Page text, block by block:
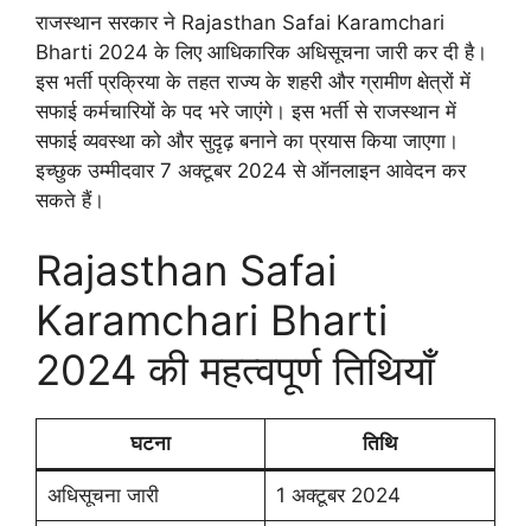
राजस्थान सरकार ने Rajasthan Safai Karamchari
Bharti 2024 के लिए आधिकारिक अधिसूचना जारी कर दी है।
इस भर्ती प्रक्रिया के तहत राज्य के शहरी और ग्रामीण क्षेत्रों में
सफाई कर्मचारियों के पद भरे जाएंगे। इस भर्ती से राजस्थान में
सफाई व्यवस्था को और सुदृढ़ बनाने का प्रयास किया जाएगा।
इच्छुक उम्मीदवार 7 अक्टूबर 2024 से ऑनलाइन आवेदन कर
सकते हैं।
Rajasthan Safai
Karamchari Bharti
2024 की महत्वपूर्ण तिथियाँ
घटना तिथि
अधिसूचना जारी 1 अक्टूबर 2024